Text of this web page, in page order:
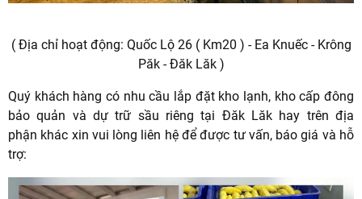
( Địa chỉ hoạt động: Quốc Lộ 26 ( Km20 ) - Ea Knuếc - Krông
Păk - Đăk Lăk )
Quý khách hàng có nhu cầu lắp đặt kho lạnh, kho cấp đông
bảo quản và dự trữ sầu riêng tại Đăk Lăk hay trên địa
phận khác xin vui lòng liên hệ để được tư vấn, báo giá và hỗ
trợ: